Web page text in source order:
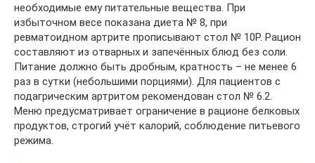
необходимые ему питательные вещества. При
избыточном весе показана диета № 8, при
ревматоидном артрите прописывают стол № 10Р. Рацион
составляют из отварных и запечённых блюд без соли.
Питание должно быть дробным, кратность – не менее 6
раз в сутки (небольшими порциями). Для пациентов с
подагрическим артритом рекомендован стол № 6.2.
Меню предусматривает ограничение в рационе белковых
продуктов, строгий учёт калорий, соблюдение питьевого
режима.